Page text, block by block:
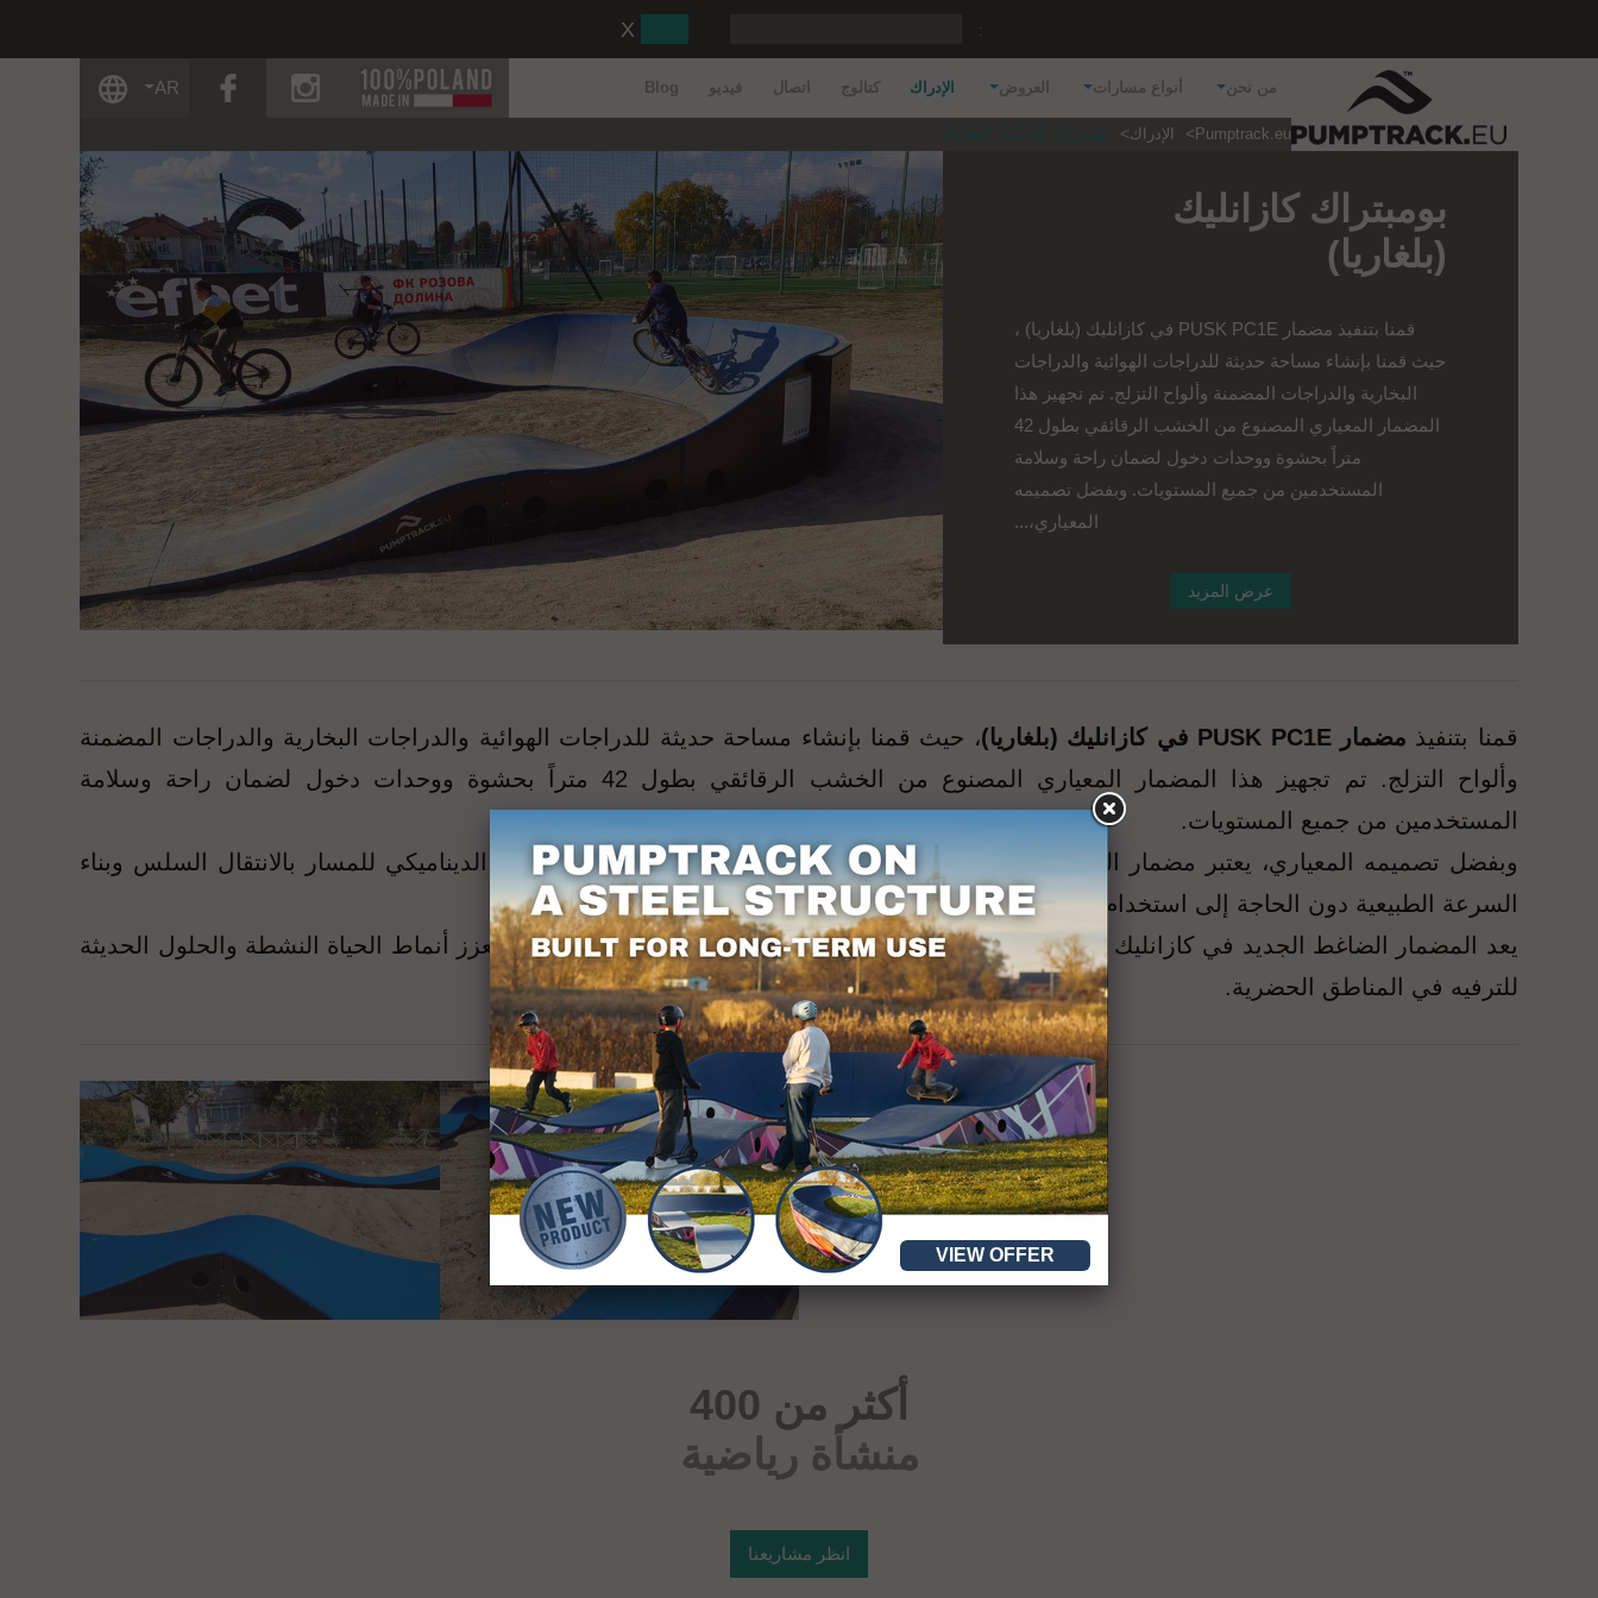
من نحن أنواع مسارات العروض الإدراك كتالوج اتصال فيديو Blog
instagram
AR
Pumptrack.eu الإدراك بومبتراك كازانليك (بلغاريا)
بومبتراك كازانليك
(بلغاريا)
قمنا بتنفيذ مضمار PUSK PC1E في كازانليك (بلغاريا) ،
حيث قمنا بإنشاء مساحة حديثة للدراجات الهوائية والدراجات
البخارية والدراجات المضمنة وألواح التزلج. تم تجهيز هذا
المضمار المعياري المصنوع من الخشب الرقائقي بطول 42
متراً بحشوة ووحدات دخول لضمان راحة وسلامة
المستخدمين من جميع المستويات. وبفضل تصميمه
المعياري،...
عرض المزيد
قمنا بتنفيذ مضمار PUSK PC1E في كازانليك (بلغاريا)
، حيث قمنا بإنشاء مساحة حديثة للدراجات الهوائية والدراجات البخارية والدراجات المضمنة
وألواح التزلج. تم تجهيز هذا المضمار المعياري المصنوع من الخشب الرقائقي بطول 42 متراً بحشوة ووحدات دخول لضمان راحة وسلامة
المستخدمين من جميع المستويات.
وبفضل تصميمه المعياري، يعتبر مضمار البوم تراك مثالي لتعلم وتطوير تقنيات الركوب. يسمح التصميم الديناميكي للمسار بالانتقال السلس وبناء
السرعة الطبيعية دون الحاجة إلى استخدام الدواسة.
يعد المضمار الضاغط الجديد في كازانليك خطوة أخرى في تطوير البنية التحتية الرياضية في بلغاريا، مما يعزز أنماط الحياة النشطة والحلول الحديثة
للترفيه في المناطق الحضرية.
أكثر من 400
منشأة رياضية
انظر مشاريعنا
VIEW OFFER